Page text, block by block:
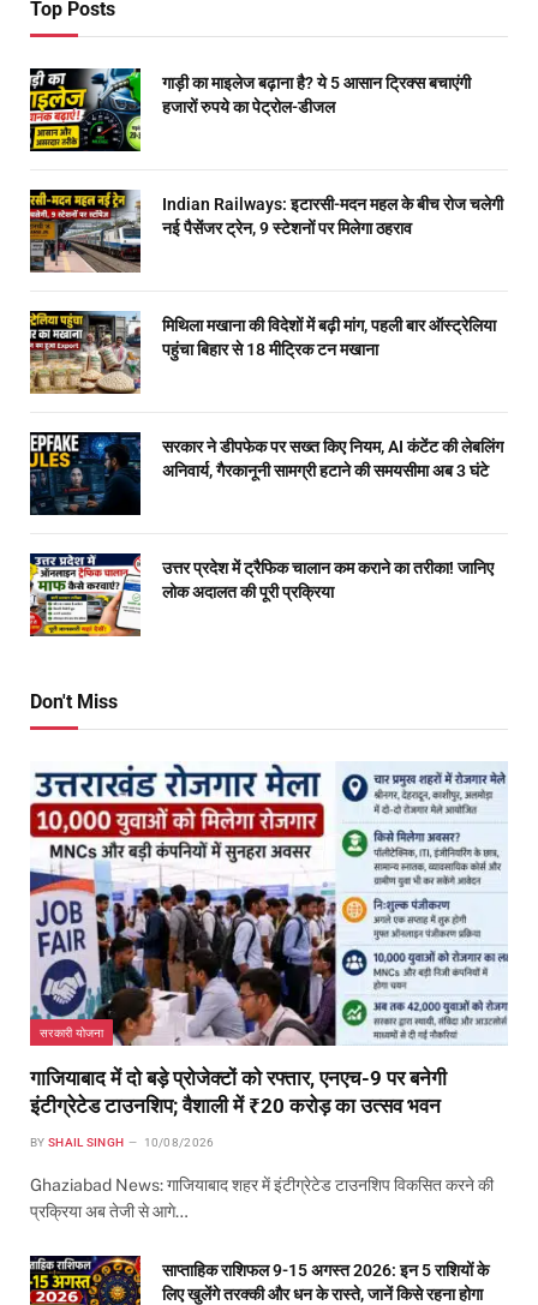
Top Posts
गाड़ी का माइलेज बढ़ाना है? ये 5 आसान ट्रिक्स बचाएंगी
हजारों रुपये का पेट्रोल-डीजल
Indian Railways: इटारसी-मदन महल के बीच रोज चलेगी
नई पैसेंजर ट्रेन, 9 स्टेशनों पर मिलेगा ठहराव
मिथिला मखाना की विदेशों में बढ़ी मांग, पहली बार ऑस्ट्रेलिया
पहुंचा बिहार से 18 मीट्रिक टन मखाना
सरकार ने डीपफेक पर सख्त किए नियम, AI कंटेंट की लेबलिंग
अनिवार्य, गैरकानूनी सामग्री हटाने की समयसीमा अब 3 घंटे
उत्तर प्रदेश में ट्रैफिक चालान कम कराने का तरीका! जानिए
लोक अदालत की पूरी प्रक्रिया
Don't Miss
सरकारी योजना
गाजियाबाद में दो बड़े प्रोजेक्टों को रफ्तार, एनएच-9 पर बनेगी
इंटीग्रेटेड टाउनशिप; वैशाली में ₹20 करोड़ का उत्सव भवन
BY SHAIL SINGH 10/08/2026
Ghaziabad News: गाजियाबाद शहर में इंटीग्रेटेड टाउनशिप विकसित करने की
प्रक्रिया अब तेजी से आगे…
साप्ताहिक राशिफल 9-15 अगस्त 2026: इन 5 राशियों के
लिए खुलेंगे तरक्की और धन के रास्ते, जानें किसे रहना होगा